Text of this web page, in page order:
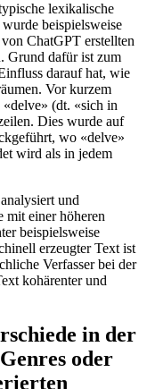
lexikalische
beispielsweise
ChatGPT erstellten
Grund dafür ist zum
darauf hat, wie
Vor kurzem
«delve» (dt. «sich in
Dies wurde auf
wo «delve»
wird als in jedem
und
mit einer höheren
beispielsweise
erzeugter Text ist
Verfasser bei der
kohärenter und
in der
oder